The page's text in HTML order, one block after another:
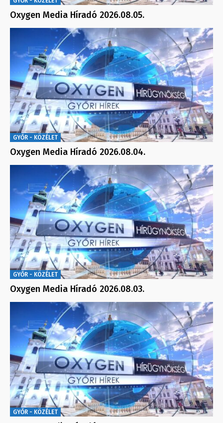
Oxygen Media Híradó 2026.08.05.
GYŐR - KÖZÉLET
Oxygen Media Híradó 2026.08.04.
GYŐR - KÖZÉLET
Oxygen Media Híradó 2026.08.03.
GYŐR - KÖZÉLET